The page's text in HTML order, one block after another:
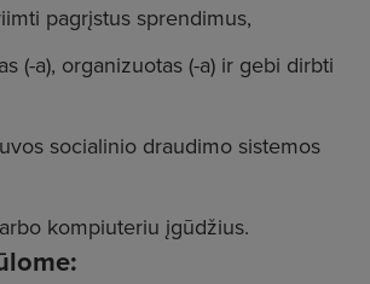
pagrįstus sprendimus,
(-a), organizuotas (-a) ir gebi dirbti
socialinio draudimo sistemos
kompiuteriu įgūdžius.